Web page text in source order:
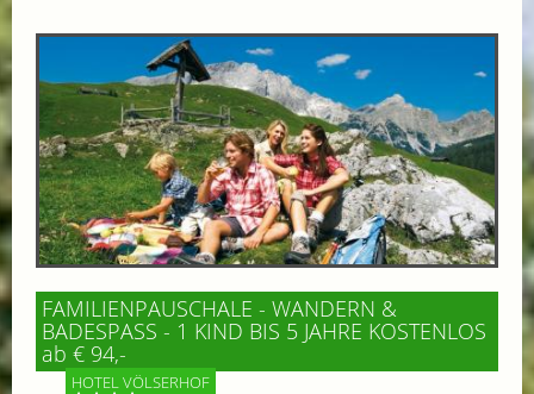
FAMILIENPAUSCHALE - WANDERN &
BADESPASS - 1 KIND BIS 5 JAHRE KOSTENLOS
ab € 94,-
HOTEL VÖLSERHOF